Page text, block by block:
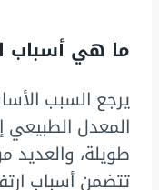
ما هي أسباب
يرجع السبب
المعدل الطبيعي
طويلة، والعديد
تتضمن أسباب